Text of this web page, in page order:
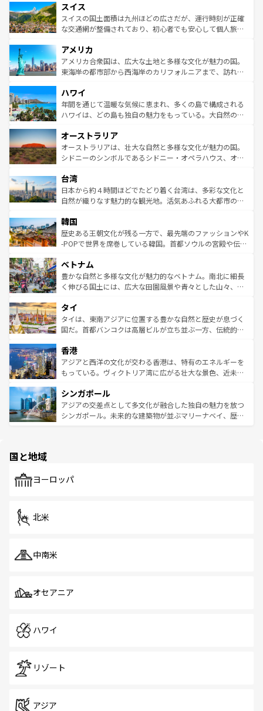
れる地方に足を運ぶとそれぞれで全く異なる文化を体験で
きるだろう。 なお、新着のフランス情報はコンテンツ一覧
を参照してほしい。
は、お酒好きな人にはぜひ体験してほしい。 なお、新着の
ドイツ情報はコンテンツ一覧を参照してほしい。
リアごとに異なる魅力がある。また、優雅なアフタヌーン
ティー、ビール好きにはたまらない英国パブ、サッカー観
戦など、本場だからこそできる体験も豊富。イギリスを旅
ンツ一覧を参照してほしい。
スイス
スイスの国土面積は九州ほどの広さだが、運行時刻が正確
な交通網が整備されており、初心者でも安心して個人旅行
の建物がそのまま残る町や、スイスならではのユニークな
博物館もあり、アルプス観光だけでなく町歩きも満喫する
ことができる。国民の所得が高いため物価も高いが、旅行
ば市内交通費無料で観光を楽しむこともできる。 なお、新
着のスイス情報はコンテンツ一覧 を参照してほしい。
アメリカ
アメリカ合衆国は、広大な土地と多様な文化が魅力の国。
東海岸の都市部から西海岸のカリフォルニアまで、訪れる
のような巨大都市は、観光、ショッピング、エンターテイ
ンメントが詰まった刺激的なスポットだ。一方、アメリカ
西部には大自然が広がり、グランドキャニオンやイエロー
部のニューオーリンズでは、音楽と美食が融合した独特の
文化が魅力。旅行者はアメリカの各地域で異なる魅力を楽
しみながら、その多様性と豊かな歴史を感じることができ
ならではの贅沢な旅のスタイルだ。 なお、新着のアメリカ
情報はコンテンツ一覧を参照してほしい。
ハワイ
年間を通じて温暖な気候に恵まれ、多くの島で構成される
ハワイは、どの島も独自の魅力をもっている。大自然の神
ワイ島は見逃せない。また、定番の観光地といえばオアフ
島だが、静かな自然を求めるならマウイ島やカウアイ島が
おすすめ。エメラルドグリーンに輝く海をはじめ、豊かな
れるおもてなしの心で訪れる人々を迎えてくれるハワイの
人々、おいしいローカルフードやハワイアンミュージッ
ク、伝統的なフラダンスなど、すべてがハワイの魅力を彩
ワイを、存分に味わってほしい。 なお、新着のハワイ情報
はコンテンツ一覧を参照してほしい。
オーストラリア
オーストラリアは、壮大な自然と多様な文化が魅力の国。
シドニーのシンボルであるシドニー・オペラハウス、オー
リアリーフや大陸中央部にそびえるウルル（エアーズロッ
ク）、タスマニアの美しい原生林やケアンズの熱帯雨林な
ど、見どころがたくさん。また、カフェやワイン、オージ
いる。アクティビティも充実しており、サーフィンやダイ
ビング、ハイキングなど、アウトドア好きにはたまらな
い。オーストラリアの多彩な魅力を存分に味わいつくそ
参照してほしい。
台湾
日本から約４時間ほどでたどり着く台湾は、多彩な文化と
自然が織りなす魅力的な観光地。活気あふれる大都市の台
ン）、静ひつな山岳地帯である台湾東部など、都市の喧騒
と山間の静けさが共存しており、訪れる人に新しい発見と
驚きをもたらしてくれる。また、奥深い台湾の食文化も魅
容にもいいと評判のスイーツなど、バラエティ豊かな料理
が味わえる。 なお、新着の台湾情報は コンテンツ一覧を参
照してほしい。
韓国
歴史ある王朝文化が残る一方で、最先端のファッションやK
-POPで世界を席巻している韓国。首都ソウルの宮殿や伝統
き、地方に足を延ばせば四季折々の自然美を楽しむことが
できる。そして、キムチや焼肉、絶品のストリートフード
まで、さまざまな韓国料理が待っている。夜には、韓国な
リティに包まれながら、韓国の多彩な魅力を心ゆくまで味
わってみてほしい。 なお、新着の韓国情報はコンテンツ一
覧を参照してほしい。
ベトナム
豊かな自然と多様な文化が魅力的なベトナム。南北に細長
く伸びる国土には、広大な田園風景や青々とした山々、世
急速な発展と共に伝統が息づく。ハノイの古い町並みやホ
ーチミン市のフランス統治時代の建物も、独特の雰囲気を
醸し出している。また、バラエティの豊かさとおいしさで
とつ。フォーやバインミー、ベトナムコーヒーなどは、ぜ
ひ現地で味わいたい。どの地域を訪れてもあたたかい人々
が旅行者を迎えてくれるので、きっと忘れられない旅にな
参照してほしい。
タイ
タイは、東南アジアに位置する豊かな自然と歴史が息づく
国だ。首都バンコクは高層ビルが立ち並ぶ一方、伝統的な
の活気が交差している。北部ではチェンマイなどの山岳地
帯で自然と触れ合い、南部ではプーケットやクラビの美し
いビーチでリゾート気分を楽しむことができる。タイ料理
激する。気候は一年中温暖で、どの季節にも異なる楽しみ
が待っている。親しみやすいタイの人々、仏教を中心とし
た文化、そして多様な観光資源が、訪れる旅人を魅了し続
香港
アジアと西洋の文化が交わる香港は、特有のエネルギーを
もっている。ヴィクトリア湾に広がる壮大な景色、近未来
み、どこを訪れても感動するはず。観光スポットが密集し
ており、効率よく見どころを回れるのも魅力。息をのむよ
うな絶景から文化的な体験まで、香港を存分に楽しみ尽く
シンガポール
アジアの交差点として多文化が融合した独自の魅力を放つ
シンガポール。未来的な建築物が並ぶマリーナベイ、歴史
で、ホーカーズは地元の風情を楽しめる外せないスポット
国と地域
ヨーロッパ
北米
中南米
オセアニア
ハワイ
リゾート
アジア